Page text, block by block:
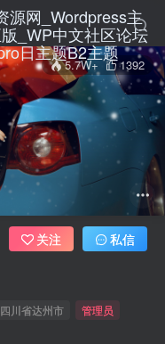
5.7W+ 1392
四川省达州市 管理员
关注 私信